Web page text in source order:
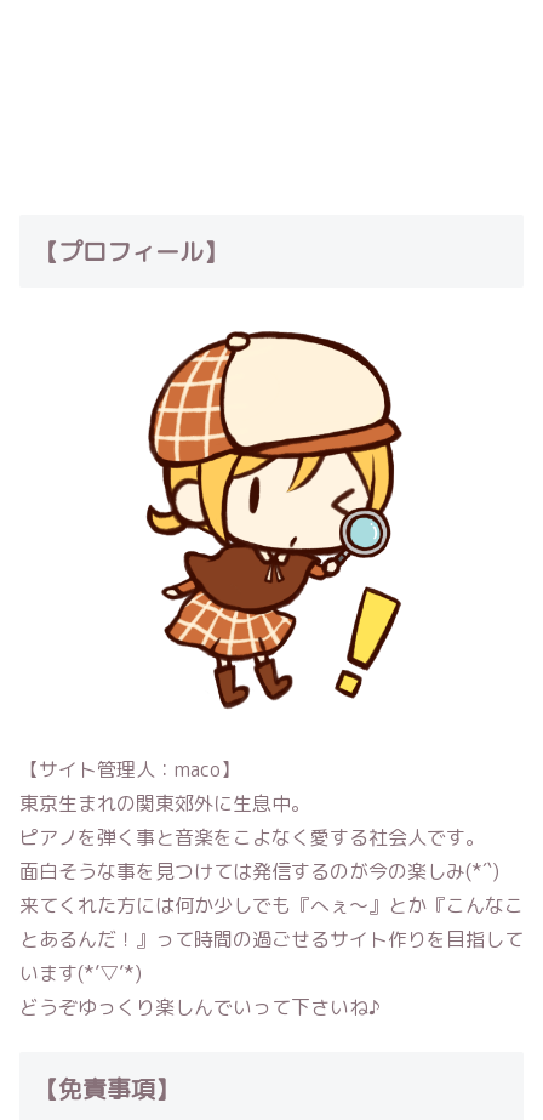
【プロフィール】
【サイト管理人：maco】
東京生まれの関東郊外に生息中。
ピアノを弾く事と音楽をこよなく愛する社会人です。
面白そうな事を見つけては発信するのが今の楽しみ(*´`)
来てくれた方には何か少しでも『へぇ〜』とか『こんなこ
とあるんだ！』って時間の過ごせるサイト作りを目指して
います(*’▽’*)
どうぞゆっくり楽しんでいって下さいね♪
【免責事項】